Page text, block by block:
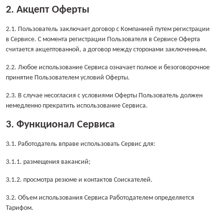
2. Акцепт Оферты
2.1. Пользователь заключает договор с Компанией путем регистрации
в Сервисе. С момента регистрации Пользователя в Сервисе Оферта
считается акцептованной, а договор между сторонами заключенным.
2.2. Любое использование Сервиса означает полное и безоговорочное
принятие Пользователем условий Оферты.
2.3. В случае несогласия с условиями Оферты Пользователь должен
немедленно прекратить использование Сервиса.
3. Функционал Сервиса
3.1. Работодатель вправе использовать Сервис для:
3.1.1. размещения вакансий;
3.1.2. просмотра резюме и контактов Соискателей.
3.2. Объем использования Сервиса Работодателем определяется
Тарифом.